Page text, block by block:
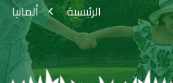
الرئيسية ألمانيا